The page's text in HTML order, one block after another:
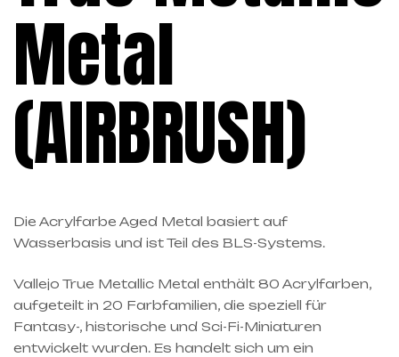
Metal
(AIRBRUSH)
Die Acrylfarbe Aged Metal basiert auf
Wasserbasis und ist Teil des BLS-Systems.
Vallejo True Metallic Metal enthält 80 Acrylfarben,
aufgeteilt in 20 Farbfamilien, die speziell für
Fantasy-, historische und Sci-Fi-Miniaturen
entwickelt wurden. Es handelt sich um ein